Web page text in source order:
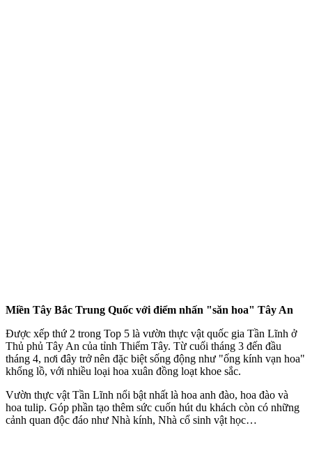
Miền Tây Bắc Trung Quốc với điểm nhấn "săn hoa" Tây An
Được xếp thứ 2 trong Top 5 là vườn thực vật quốc gia Tần Lĩnh ở
Thủ phủ Tây An của tỉnh Thiểm Tây. Từ cuối tháng 3 đến đầu
tháng 4, nơi đây trở nên đặc biệt sống động như "ống kính vạn hoa"
khổng lồ, với nhiều loại hoa xuân đồng loạt khoe sắc.
Vườn thực vật Tần Lĩnh nổi bật nhất là hoa anh đào, hoa đào và
hoa tulip. Góp phần tạo thêm sức cuốn hút du khách còn có những
cảnh quan độc đáo như Nhà kính, Nhà cổ sinh vật học…